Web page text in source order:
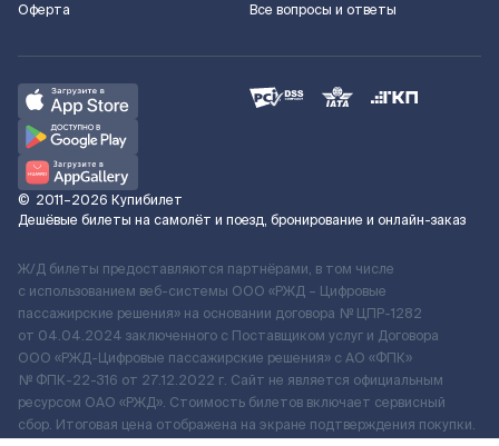
Оферта
Все вопросы и ответы
© 2011–2026 Купибилет
Дешёвые билеты на самолёт и поезд, бронирование и онлайн-заказ
Ж/Д билеты предоставляются партнёрами, в том числе
с использованием веб-системы ООО «РЖД – Цифровые
пассажирские решения» на основании договора № ЦПР-1282
от 04.04.2024 заключенного с Поставщиком услуг и Договора
ООО «РЖД-Цифровые пассажирские решения» c АО «ФПК»
№ ФПК-22-316 от 27.12.2022 г. Сайт не является официальным
ресурсом ОАО «РЖД». Стоимость билетов включает сервисный
сбор. Итоговая цена отображена на экране подтверждения покупки.